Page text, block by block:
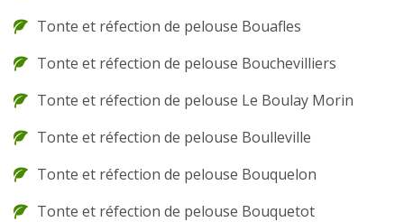
Tonte et réfection de pelouse Bouafles
Tonte et réfection de pelouse Bouchevilliers
Tonte et réfection de pelouse Le Boulay Morin
Tonte et réfection de pelouse Boulleville
Tonte et réfection de pelouse Bouquelon
Tonte et réfection de pelouse Bouquetot